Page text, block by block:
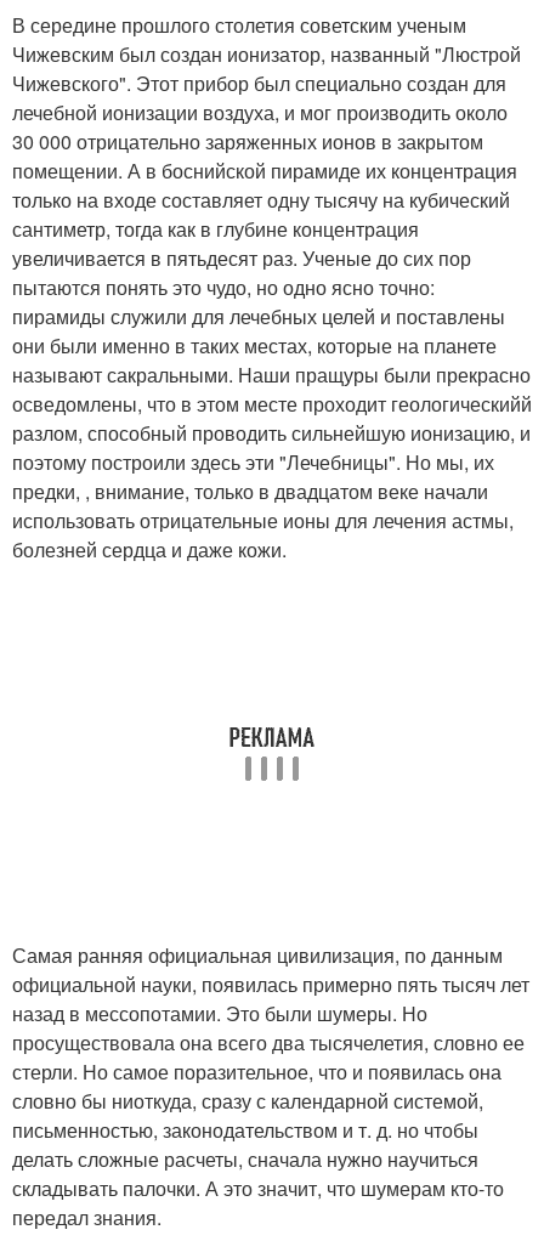
В середине прошлого столетия советским ученым
Чижевским был создан ионизатор, названный "Люстрой
Чижевского". Этот прибор был специально создан для
лечебной ионизации воздуха, и мог производить около
30 000 отрицательно заряженных ионов в закрытом
помещении. А в боснийской пирамиде их концентрация
только на входе составляет одну тысячу на кубический
сантиметр, тогда как в глубине концентрация
увеличивается в пятьдесят раз. Ученые до сих пор
пытаются понять это чудо, но одно ясно точно:
пирамиды служили для лечебных целей и поставлены
они были именно в таких местах, которые на планете
называют сакральными. Наши пращуры были прекрасно
осведомлены, что в этом месте проходит геологическийй
разлом, способный проводить сильнейшую ионизацию, и
поэтому построили здесь эти "Лечебницы". Но мы, их
предки, , внимание, только в двадцатом веке начали
использовать отрицательные ионы для лечения астмы,
болезней сердца и даже кожи.
Самая ранняя официальная цивилизация, по данным
официальной науки, появилась примерно пять тысяч лет
назад в мессопотамии. Это были шумеры. Но
просуществовала она всего два тысячелетия, словно ее
стерли. Но самое поразительное, что и появилась она
словно бы ниоткуда, сразу с календарной системой,
письменностью, законодательством и т. д. но чтобы
делать сложные расчеты, сначала нужно научиться
складывать палочки. А это значит, что шумерам кто-то
передал знания.